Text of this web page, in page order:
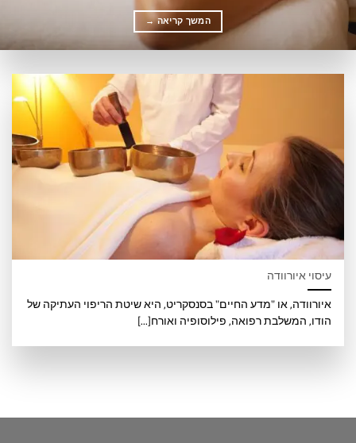
המשך קריאה→
עיסוי איורוודה
איורוודה, או "מדע החיים" בסנסקריט, היא שיטת הריפוי העתיקה של
הודו, המשלבת רפואה, פילוסופיה ואורח[...]